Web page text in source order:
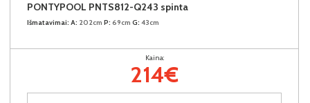
PONTYPOOL PNTS812-Q243 spinta
Išmatavimai: A: 202cm P: 69cm G: 43cm
Kaina:
214€